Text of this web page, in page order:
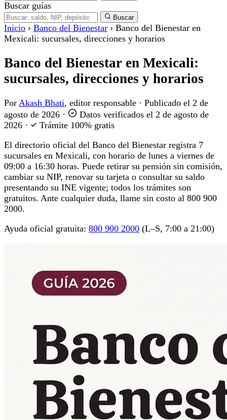
Buscar guías
Buscar
Inicio › Banco del Bienestar › Banco del Bienestar en
Mexicali: sucursales, direcciones y horarios
Banco del Bienestar en Mexicali:
sucursales, direcciones y horarios
Por Akash Bhati, editor responsable · Publicado el 2 de
agosto de 2026 · Datos verificados el 2 de agosto de
2026 ·
Trámite 100% gratis
El directorio oficial del Banco del Bienestar registra 7
sucursales en Mexicali, con horario de lunes a viernes de
09:00 a 16:30 horas. Puede retirar su pensión sin comisión,
cambiar su NIP, renovar su tarjeta o consultar su saldo
presentando su INE vigente; todos los trámites son
gratuitos. Ante cualquier duda, llame sin costo al 800 900
2000.
Ayuda oficial gratuita: 800 900 2000 (L–S, 7:00 a 21:00)